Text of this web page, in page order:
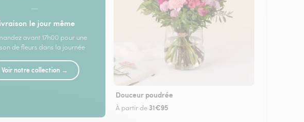
—
le jour même
avant 17h00 pour une
de fleurs dans la journée
Voir notre collection →
Douceur poudrée
À partir de 31€95